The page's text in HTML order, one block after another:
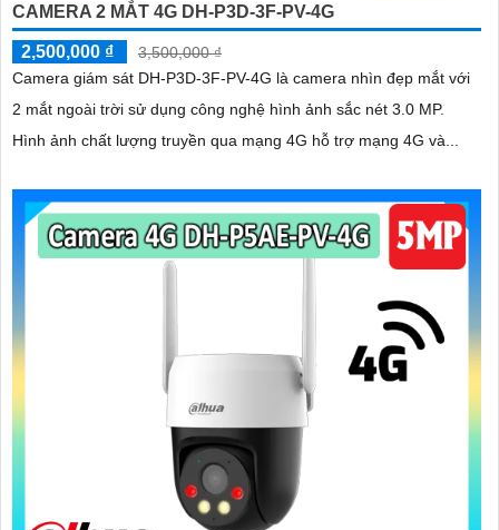
CAMERA 2 MẮT 4G DH-P3D-3F-PV-4G
2,500,000 ₫
3,500,000 ₫
Camera giám sát DH-P3D-3F-PV-4G là camera nhìn đẹp mắt với
2 mắt ngoài trời sử dụng công nghệ hình ảnh sắc nét 3.0 MP.
Hình ảnh chất lượng truyền qua mạng 4G hỗ trợ mạng 4G và...